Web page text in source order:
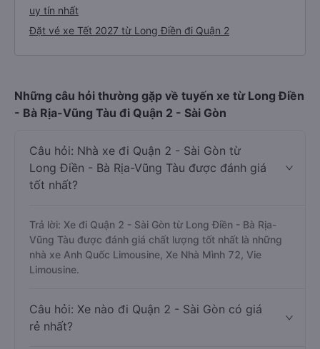
uy tín nhất
Đặt vé xe Tết 2027 từ Long Điền đi Quận 2
Những câu hỏi thường gặp về tuyến xe từ Long Điền
- Bà Rịa-Vũng Tàu đi Quận 2 - Sài Gòn
Câu hỏi: Nhà xe đi Quận 2 - Sài Gòn từ
Long Điền - Bà Rịa-Vũng Tàu được đánh giá
tốt nhất?
Trả lời: Xe đi Quận 2 - Sài Gòn từ Long Điền - Bà Rịa-
Vũng Tàu được đánh giá chất lượng tốt nhất là những
nhà xe Anh Quốc Limousine, Xe Nhà Mình 72, Vie
Limousine.
Câu hỏi: Xe nào đi Quận 2 - Sài Gòn có giá
rẻ nhất?